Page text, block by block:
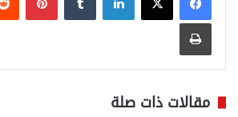
طباعة
مقالات ذات صلة